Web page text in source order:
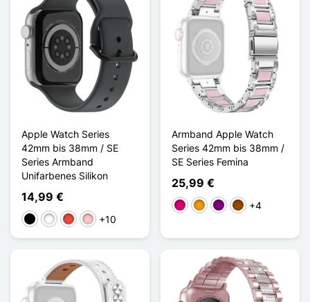
Apple Watch Series
42mm bis 38mm / SE
Series Armband
Unifarbenes Silikon
14,99 €
Schwarz
WeißRot Pink+10
Armband Apple Watch
Series 42mm bis 38mm /
SE Series Femina
25,99 €
Magenta
Orange
ViolettBraun
+4